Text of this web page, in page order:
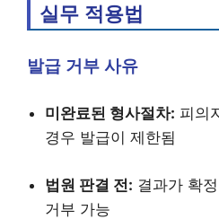
실무 적용법
발급 거부 사유
미완료된 형사절차: 피의
경우 발급이 제한됨
법원 판결 전: 결과가 확
거부 가능